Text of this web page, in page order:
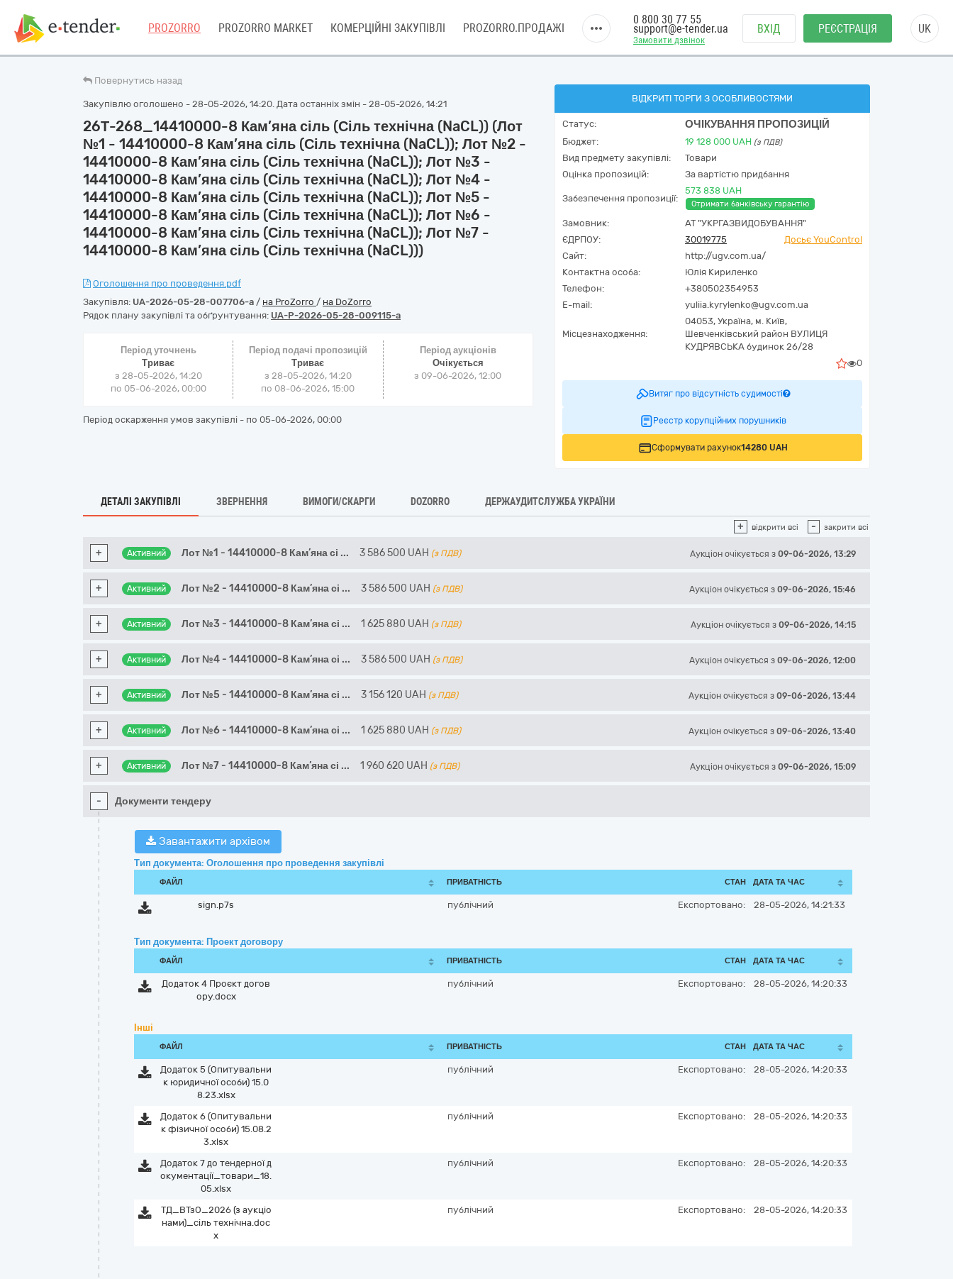
PROZORRO PROZORRO MARKET КОМЕРЦІЙНІ ЗАКУПІВЛІ PROZORRO.ПРОДАЖІ
Замовити дзвінок
0 800 30 77 55
support@e-tender.ua ВХІД РЕЄСТРАЦІЯ UK
Повернутись назад
Закупівлю оголошено - 28-05-2026, 14:20. Дата останніх змін - 28-05-2026, 14:21
26Т-268_14410000-8 Кам’яна сіль (Сіль технічна (NaCL)) (Лот
№1 - 14410000-8 Кам’яна сіль (Сіль технічна (NaCL)); Лот №2 -
14410000-8 Кам’яна сіль (Сіль технічна (NaCL)); Лот №3 -
14410000-8 Кам’яна сіль (Сіль технічна (NaCL)); Лот №4 -
14410000-8 Кам’яна сіль (Сіль технічна (NaCL)); Лот №5 -
14410000-8 Кам’яна сіль (Сіль технічна (NaCL)); Лот №6 -
14410000-8 Кам’яна сіль (Сіль технічна (NaCL)); Лот №7 -
14410000-8 Кам’яна сіль (Сіль технічна (NaCL)))
Оголошення про проведення.pdf
Закупівля: UA-2026-05-28-007706-a / на ProZorro / на DoZorro
Рядок плану закупівлі та обґрунтування: UA-P-2026-05-28-009115-a
Період уточнень
Триває
з 28-05-2026, 14:20
по 05-06-2026, 00:00
Період подачі пропозицій
Триває
з 28-05-2026, 14:20
по 08-06-2026, 15:00
Період аукціонів
Очікується
з 09-06-2026, 12:00
Період оскарження умов закупівлі - по 05-06-2026, 00:00
ВІДКРИТІ ТОРГИ З ОСОБЛИВОСТЯМИ
Статус: ОЧІКУВАННЯ ПРОПОЗИЦІЙ
Бюджет: 19 128 000 UAH (з ПДВ)
Вид предмету закупівлі:
Товари
Оцінка пропозицій:
За вартістю придбання
Забезпечення пропозиції:
573 838 UAH
Отримати банківську гарантію
Замовник:
АТ "УКРГАЗВИДОБУВАННЯ"
ЄДРПОУ:
30019775
Досьє YouControl
Сайт:
http://ugv.com.ua/
Контактна особа:
Юлія Кириленко
Телефон:
+380502354953
E-mail:
yuliia.kyrylenko@ugv.com.ua
Місцезнаходження:
04053, Україна, м. Київ,
Шевченківський район ВУЛИЦЯ
КУДРЯВСЬКА будинок 26/28
0
Витяг про відсутність судимості
Реєстр корупційних порушників
Сформувати рахунок14280 UAH
ДЕТАЛІ ЗАКУПІВЛІ ЗВЕРНЕННЯ ВИМОГИ/СКАРГИ DOZORRO ДЕРЖАУДИТСЛУЖБА УКРАЇНИ
+ відкрити всі - закрити всі
+ Активний Лот №1 - 14410000-8 Кам’яна сі ... 3 586 500 UAH (з ПДВ) Аукціон очікується з 09-06-2026, 13:29
+ Активний Лот №2 - 14410000-8 Кам’яна сі ... 3 586 500 UAH (з ПДВ) Аукціон очікується з 09-06-2026, 15:46
+ Активний Лот №3 - 14410000-8 Кам’яна сі ... 1 625 880 UAH (з ПДВ) Аукціон очікується з 09-06-2026, 14:15
+ Активний Лот №4 - 14410000-8 Кам’яна сі ... 3 586 500 UAH (з ПДВ) Аукціон очікується з 09-06-2026, 12:00
+ Активний Лот №5 - 14410000-8 Кам’яна сі ... 3 156 120 UAH (з ПДВ) Аукціон очікується з 09-06-2026, 13:44
+ Активний Лот №6 - 14410000-8 Кам’яна сі ... 1 625 880 UAH (з ПДВ) Аукціон очікується з 09-06-2026, 13:40
+ Активний Лот №7 - 14410000-8 Кам’яна сі ... 1 960 620 UAH (з ПДВ) Аукціон очікується з 09-06-2026, 15:09
- Документи тендеру
Завантажити архівом
Тип документа: Оголошення про проведення закупівлі
ФАЙЛ ПРИВАТНІСТЬ СТАН ДАТА ТА ЧАС
sign.p7s публічний Експортовано: 28-05-2026, 14:21:33
Тип документа: Проект договору
ФАЙЛ ПРИВАТНІСТЬ СТАН ДАТА ТА ЧАС
Додаток 4 Проєкт догов
ору.docx
публічний Експортовано: 28-05-2026, 14:20:33
Інші
ФАЙЛ ПРИВАТНІСТЬ СТАН ДАТА ТА ЧАС
Додаток 5 (Опитувальни
к юридичної особи) 15.0
8.23.xlsx
публічний Експортовано: 28-05-2026, 14:20:33
Додаток 6 (Опитувальни
к фізичної особи) 15.08.2
3.xlsx
публічний Експортовано: 28-05-2026, 14:20:33
Додаток 7 до тендерної д
окументації_товари_18.
05.xlsx
публічний Експортовано: 28-05-2026, 14:20:33
ТД_ВТзО_2026 (з аукціо
нами)_сіль технічна.doc
x
публічний Експортовано: 28-05-2026, 14:20:33